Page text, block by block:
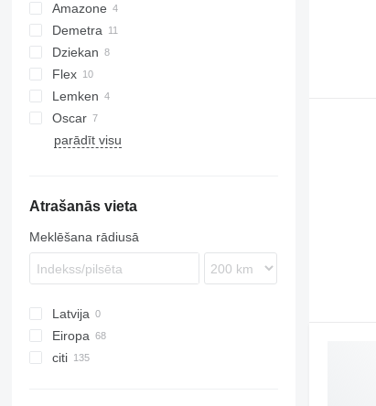
Amazone
KE
Demetra
Dziekan
Flex
T series
Cultro
Cura
VM
HRB
Lemken
Zirkon
DC
WDL
Oscar
Lion
parādīt visu
Atrašanās vieta
Meklēšana rādiusā
Latvija
Eiropa
citi